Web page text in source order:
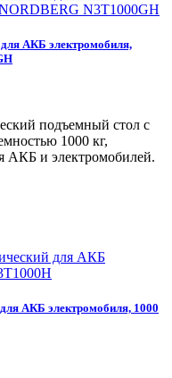
АКБ электромобиля,
подъемный стол с
1000 кг,
АКБ и электромобилей.
АКБ электромобиля, 1000